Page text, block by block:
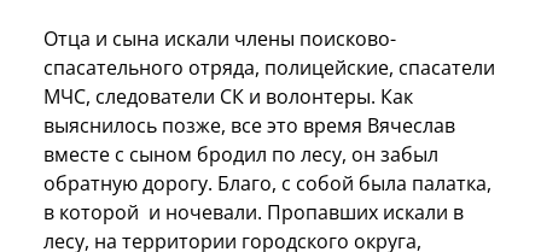
Отца и сына искали члены поисково-
спасательного отряда, полицейские, спасатели
МЧС, следователи СК и волонтеры. Как
выяснилось позже, все это время Вячеслав
вместе с сыном бродил по лесу, он забыл
обратную дорогу. Благо, с собой была палатка,
в которой и ночевали. Пропавших искали в
лесу, на территории городского округа,